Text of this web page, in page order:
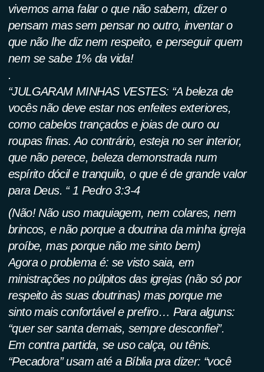
vivemos ama falar o que não sabem, dizer o
pensam mas sem pensar no outro, inventar o
que não lhe diz nem respeito, e perseguir quem
nem se sabe 1% da vida!
.
“JULGARAM MINHAS VESTES: “A beleza de
vocês não deve estar nos enfeites exteriores,
como cabelos trançados e joias de ouro ou
roupas finas. Ao contrário, esteja no ser interior,
que não perece, beleza demonstrada num
espírito dócil e tranquilo, o que é de grande valor
para Deus. “ 1 Pedro 3:3-4
(Não! Não uso maquiagem, nem colares, nem
brincos, e não porque a doutrina da minha igreja
proíbe, mas porque não me sinto bem)
Agora o problema é: se visto saia, em
ministrações no púlpitos das igrejas (não só por
respeito às suas doutrinas) mas porque me
sinto mais confortável e prefiro… Para alguns:
“quer ser santa demais, sempre desconfiei”.
Em contra partida, se uso calça, ou tênis.
“Pecadora” usam até a Bíblia pra dizer: “você